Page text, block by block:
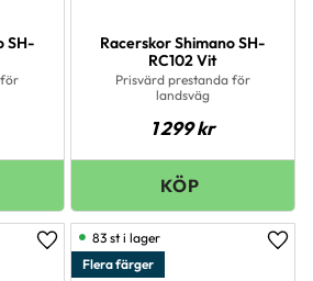
SH-
för
Racerskor Shimano SH-
RC102 Vit
Prisvärd prestanda för
landsväg
1 299kr
Lägg till i favoriter
Flera färger
83 st i lager